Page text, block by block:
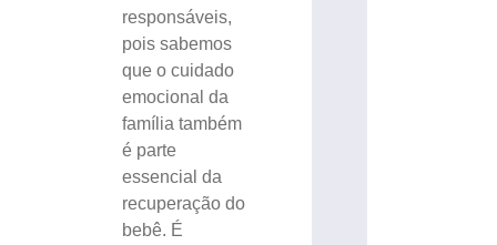
responsáveis,
pois sabemos
que o cuidado
emocional da
família também
é parte
essencial da
recuperação do
bebê. É